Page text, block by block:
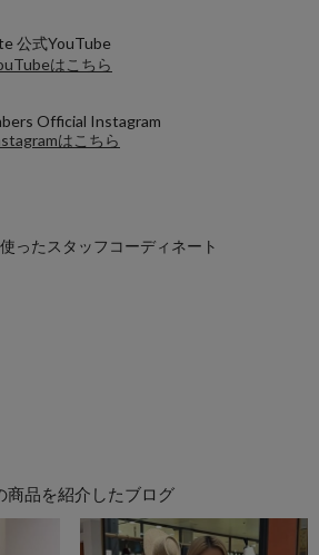
公式YouTube
はこちら
Official Instagram
はこちら
商品を紹介したブログ